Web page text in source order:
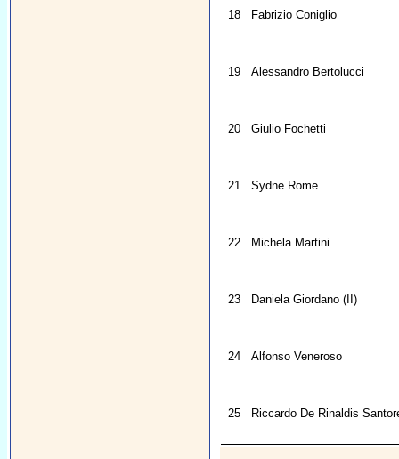
18 Fabrizio Coniglio
19 Alessandro Bertolucci
20 Giulio Fochetti
21 Sydne Rome
22 Michela Martini
23 Daniela Giordano (II)
24 Alfonso Veneroso
25 Riccardo De Rinaldis